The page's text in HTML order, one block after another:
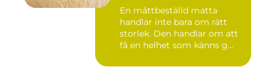
En måttbeställd matta
handlar inte bara om rätt
storlek. Den handlar om att
få en helhet som känns g...